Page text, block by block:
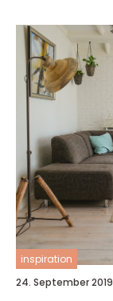
inspiration
24. September 2019